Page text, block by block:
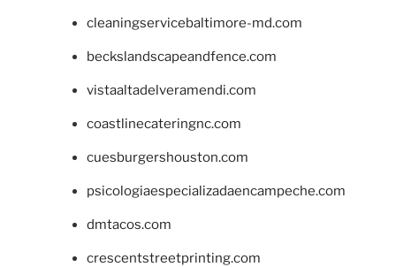
cleaningservicebaltimore-md.com
beckslandscapeandfence.com
vistaaltadelveramendi.com
coastlinecateringnc.com
cuesburgershouston.com
psicologiaespecializadaencampeche.com
dmtacos.com
crescentstreetprinting.com